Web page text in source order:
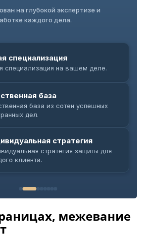
на глубокой экспертизе и
каждого дела.
специализация
специализация на вашем деле.
база
база из сотен успешных
дел.
стратегия
стратегия защиты для
клиента.
межевание